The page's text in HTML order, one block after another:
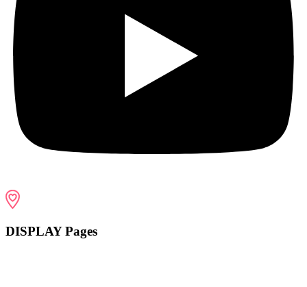
DISPLAY Pages